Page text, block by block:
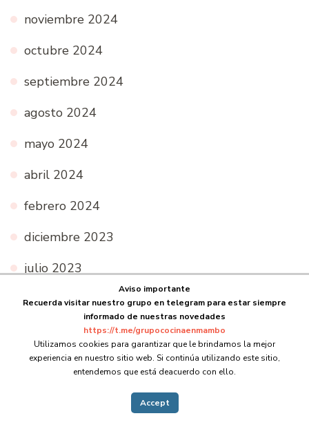
noviembre 2024
octubre 2024
septiembre 2024
agosto 2024
mayo 2024
abril 2024
febrero 2024
diciembre 2023
julio 2023
junio 2023
mayo 2023
abril 2023
Aviso importante
Recuerda visitar nuestro grupo en telegram para estar siempre
informado de nuestras novedades
https://t.me/grupococinaenmambo
Utilizamos cookies para garantizar que le brindamos la mejor
experiencia en nuestro sitio web. Si continúa utilizando este sitio,
entendemos que está deacuerdo con ello.
Accept